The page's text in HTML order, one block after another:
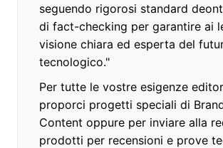
seguendo rigorosi standard
di fact-checking per garantire ai
visione chiara ed esperta del
tecnologico."
Per tutte le vostre esigenze
proporci progetti speciali di
Content oppure per inviare alla
prodotti per recensioni e prove